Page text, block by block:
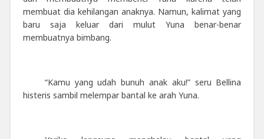
membuat dia kehilangan anaknya. Namun, kalimat yang
baru saja keluar dari mulut Yuna benar-benar
membuatnya bimbang.
“Kamu yang udah bunuh anak aku!” seru Bellina
histeris sambil melempar bantal ke arah Yuna.